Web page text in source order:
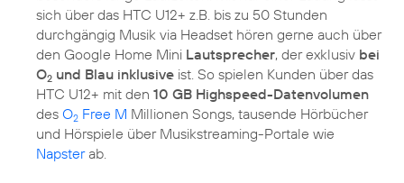
sich über das HTC U12+ z.B. bis zu 50 Stunden
durchgängig Musik via Headset hören gerne auch über
den Google Home Mini Lautsprecher, der exklusiv bei
O2 und Blau inklusive ist. So spielen Kunden über das
HTC U12+ mit den 10 GB Highspeed-Datenvolumen
des O2 Free M Millionen Songs, tausende Hörbücher
und Hörspiele über Musikstreaming-Portale wie
Napsterab.